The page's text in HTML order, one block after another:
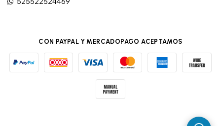
CON PAYPAL Y MERCADOPAGO ACEPTAMOS